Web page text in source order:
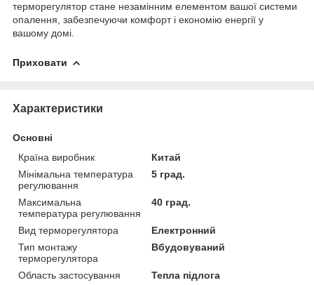
терморегулятор стане незамінним елементом вашої системи
опалення, забезпечуючи комфорт і економію енергії у
вашому домі.
Приховати
Характеристики
Основні
Країна виробник
Китай
Мінімальна температура
регулювання
5 град.
Максимальна
температура регулювання
40 град.
Вид терморегулятора
Електронний
Тип монтажу
терморегулятора
Вбудовуваний
Область застосування
Тепла підлога